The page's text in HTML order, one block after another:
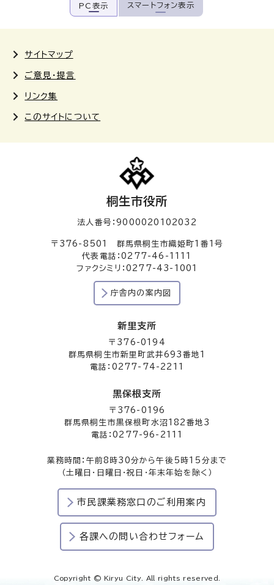
PC表示 スマートフォン表示
サイトマップ
ご意見・提言
リンク集
このサイトについて
桐生市役所
法人番号：9000020102032
〒376-8501 群馬県桐生市織姫町1番1号
代表電話：0277-46-1111
ファクシミリ：0277-43-1001
庁舎内の案内図
新里支所
〒376-0194
群馬県桐生市新里町武井693番地1
電話：0277-74-2211
黒保根支所
〒376-0196
群馬県桐生市黒保根町水沼182番地3
電話：0277-96-2111
業務時間：午前8時30分から午後5時15分まで
（土曜日・日曜日・祝日・年末年始を除く）
市民課業務窓口のご利用案内
各課への問い合わせフォーム
Copyright © Kiryu City. All rights reserved.